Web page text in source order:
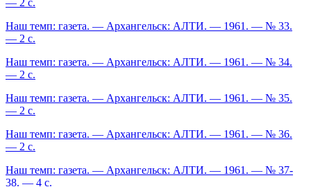
Наш темп: газета. — Архангельск: АЛТИ. — 1961. — № 33.
— 2 с.
Наш темп: газета. — Архангельск: АЛТИ. — 1961. — № 34.
— 2 с.
Наш темп: газета. — Архангельск: АЛТИ. — 1961. — № 35.
— 2 с.
Наш темп: газета. — Архангельск: АЛТИ. — 1961. — № 36.
— 2 с.
Наш темп: газета. — Архангельск: АЛТИ. — 1961. — № 37-
38. — 4 с.